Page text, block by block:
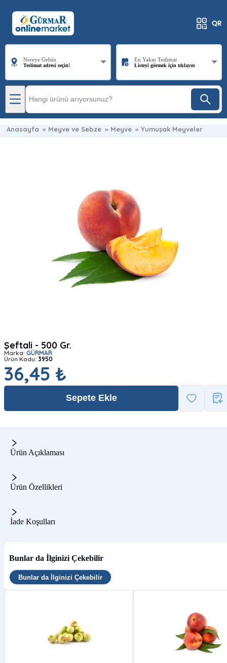
Nereye Gelsin
Teslimat adresi seçin!
En Yakın Teslimat
Listeyi görmek için tıklayın
Anasayfa » Meyve ve Sebze » Meyve » Yumuşak Meyveler
Şeftali - 500 Gr.
Marka: GÜRMAR
Ürün Kodu: 3950
36,45 ₺
Sepete Ekle
Ürün Açıklaması
Ürün Özellikleri
İade Koşulları
Bunlar da İlginizi Çekebilir
Bunlar da İlginizi Çekebilir